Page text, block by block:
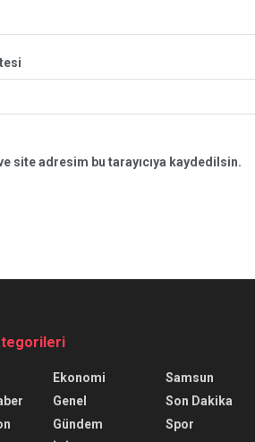
site adresim bu tarayıcıya kaydedilsin.
Ekonomi
Genel
Gündem
Samsun
Son Dakika
Spor